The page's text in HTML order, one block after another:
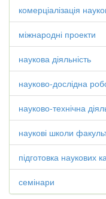
комерціалізація
міжнародні проекти
наукова діяльність
науково-дослідна
науково-технічна
наукові школи
підготовка наукових
семінари